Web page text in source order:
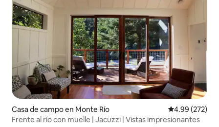
Casa de campo en Monte Río Calificación
4.99 (272)
Frente al río con muelle | Jacuzzi | Vistas impresionantes